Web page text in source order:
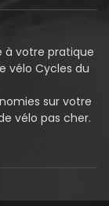
à votre pratique
vélo Cycles du
sur votre
vélo pas cher.